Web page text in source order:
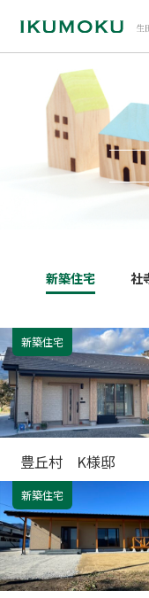
新築住宅 社
新築住宅
豊丘村 K様邸
新築住宅